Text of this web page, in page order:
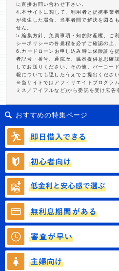
に直接お問い合わせ下さい。
4.本サイトに関して、利用者と提携事業
が発生した場合、当事者間で解決を図る
せん。
5.編集方針、免責事項・知的財産権、ご
シーポリシーの各規程を必ずご確認の上
6.カードローンお申し込み時に保険証を
者記号・番号、通院歴、臓器提供意思確
してお送りください。その他、バーコー
報についても隠したうえでご提出ください
※当サイトではアフィリエイトプログラ
ミス／アイフルなど)から委託を受け広告
おすすめの特集ページ